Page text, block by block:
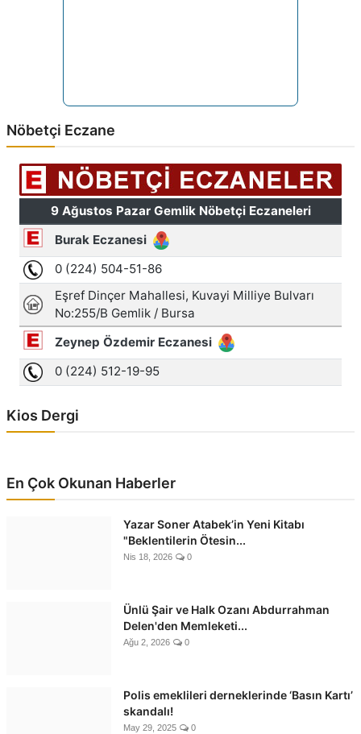
Nöbetçi Eczane
Kios Dergi
En Çok Okunan Haberler
Yazar Soner Atabek’in Yeni Kitabı
"Beklentilerin Ötesin...
Nis 18, 2026 0
Ünlü Şair ve Halk Ozanı Abdurrahman
Delen'den Memleketi...
Ağu 2, 2026 0
Polis emeklileri derneklerinde ‘Basın Kartı’
skandalı!
May 29, 2025 0